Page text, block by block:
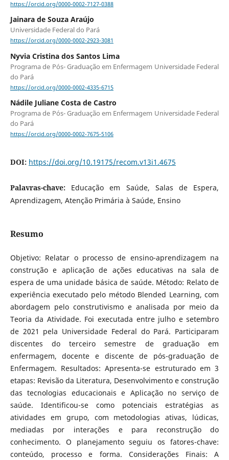
https://orcid.org/0000-0002-7127-0388
Jainara de Souza Araújo
Universidade Federal do Pará
https://orcid.org/0000-0002-2923-3081
Nyvia Cristina dos Santos Lima
Programa de Pós- Graduação em Enfermagem Universidade Federal
do Pará
https://orcid.org/0000-0002-4335-6715
Nádile Juliane Costa de Castro
Programa de Pós- Graduação em Enfermagem Universidade Federal
do Pará
https://orcid.org/0000-0002-7675-5106
DOI: https://doi.org/10.19175/recom.v13i1.4675
Palavras-chave: Educação em Saúde, Salas de Espera,
Aprendizagem, Atenção Primária à Saúde, Ensino
Resumo
Objetivo: Relatar o processo de ensino-aprendizagem na
construção e aplicação de ações educativas na sala de
espera de uma unidade básica de saúde. Método: Relato de
experiência executado pelo método Blended Learning, com
abordagem pelo construtivismo e analisada por meio da
Teoria da Atividade. Foi executada entre julho e setembro
de 2021 pela Universidade Federal do Pará. Participaram
discentes do terceiro semestre de graduação em
enfermagem, docente e discente de pós-graduação de
Enfermagem. Resultados: Apresenta-se estruturado em 3
etapas: Revisão da Literatura, Desenvolvimento e construção
das tecnologias educacionais e Aplicação no serviço de
saúde. Identificou-se como potenciais estratégias as
atividades em grupo, com metodologias ativas, lúdicas,
mediadas por interações e para reconstrução do
conhecimento. O planejamento seguiu os fatores-chave:
conteúdo, processo e forma. Considerações Finais: A